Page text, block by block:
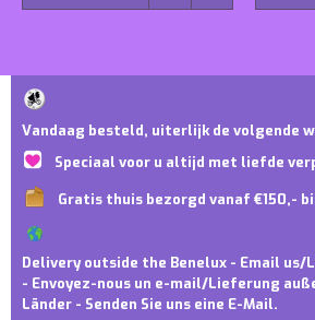
Vandaag besteld, uiterlijk de volgende
Speciaal voor u altijd met liefde
Gratis thuis bezorgd vanaf €150,-
Delivery outside the Benelux - Email us/
- Envoyez-nous un e-mail/Lieferung
Länder - Senden Sie uns eine E-Mail.